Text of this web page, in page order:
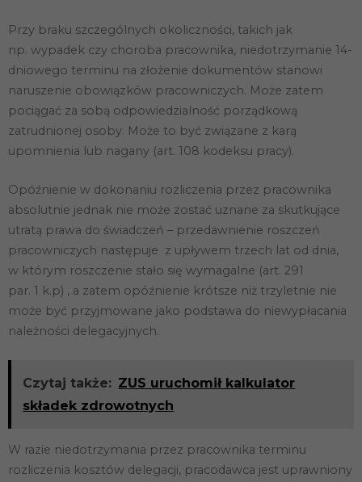
Przy braku szczególnych okoliczności, takich jak
np. wypadek czy choroba pracownika, niedotrzymanie 14-
dniowego terminu na złożenie dokumentów stanowi
naruszenie obowiązków pracowniczych. Może zatem
pociągać za sobą odpowiedzialność porządkową
zatrudnionej osoby. Może to być związane z karą
upomnienia lub nagany (art. 108 kodeksu pracy).
Opóźnienie w dokonaniu rozliczenia przez pracownika
absolutnie jednak nie może zostać uznane za skutkujące
utratą prawa do świadczeń – przedawnienie roszczeń
pracowniczych następuje z upływem trzech lat od dnia,
w którym roszczenie stało się wymagalne (art. 291
par. 1 k.p) , a zatem opóźnienie krótsze niż trzyletnie nie
może być przyjmowane jako podstawa do niewypłacania
należności delegacyjnych.
Czytaj także: ZUS uruchomił kalkulator
składek zdrowotnych
W razie niedotrzymania przez pracownika terminu
rozliczenia kosztów delegacji, pracodawca jest uprawniony
Konieczne
nie są
opcjonalne. Są
one potrzebne
do
funkcjonowania
strony
internetowej.
i strukturę
strony
strona jest